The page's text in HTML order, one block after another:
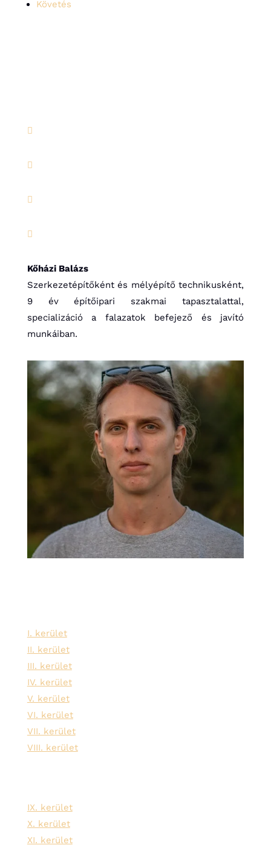
Követés




Kőházi Balázs
Szerkezetépítőként és mélyépítő technikusként,
9 év építőipari szakmai tapasztalattal,
specializáció a falazatok befejező és javító
munkáiban.
I. kerület
II. kerület
III. kerület
IV. kerület
V. kerület
VI. kerület
VII. kerület
VIII. kerület
IX. kerület
X. kerület
XI. kerület